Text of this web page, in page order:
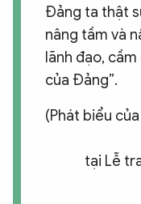
Đảng ta thật
nâng tầm và
lãnh đạo,
của Đảng”.
(Phát biểu
tại Lễ